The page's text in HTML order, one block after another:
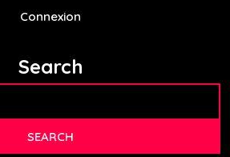
Connexion
Search